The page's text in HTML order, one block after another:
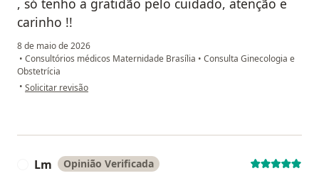
, só tenho a gratidão pelo cuidado, atenção e
carinho !!
8 de maio de 2026
• Consultórios médicos Maternidade Brasília • Consulta Ginecologia e
Obstetrícia
• na opinião do utilizador Jessica Cristine
Solicitar revisão
Lm Opinião Verificada